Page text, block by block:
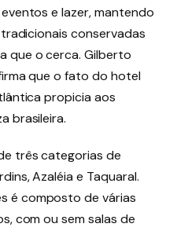
e lazer, mantendo
conservadas
que o cerca. Gilberto
que o fato do hotel
propicia aos
brasileira.
três categorias de
Azaléia e Taquaral.
é composto de várias
com ou sem salas de